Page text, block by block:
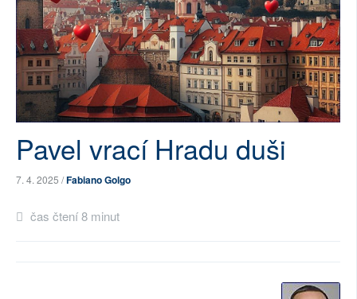
PŘÍSPĚVKY NA PROVOZ
SOCIÁLNÍ SÍTĚ
RUBRIKY
PLNÁ VERZE STRÁNEK
Pavel vrací Hradu duši
7. 4. 2025 /Fabiano Golgo
čas čtení 8 minut